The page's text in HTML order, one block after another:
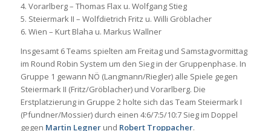
4. Vorarlberg – Thomas Flax u. Wolfgang Stieg
5. Steiermark II – Wolfdietrich Fritz u. Willi Gröblacher
6. Wien – Kurt Blaha u. Markus Wallner
Insgesamt 6 Teams spielten am Freitag und Samstagvormittag
im Round Robin System um den Sieg in der Gruppenphase. In
Gruppe 1 gewann NÖ (Langmann/Riegler) alle Spiele gegen
Steiermark II (Fritz/Gröblacher) und Vorarlberg. Die
Erstplatzierung in Gruppe 2 holte sich das Team Steiermark I
(Pfundner/Mossier) durch einen 4:6/7:5/10:7 Sieg im Doppel
gegen Martin Legnerund Robert Troppacher.